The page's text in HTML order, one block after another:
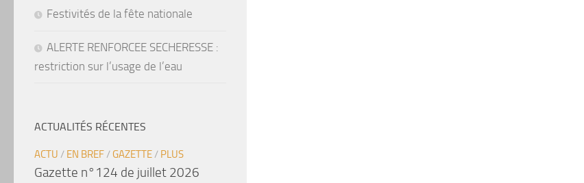
Festivités de la fête nationale
ALERTE RENFORCEE SECHERESSE :
restriction sur l’usage de l’eau
ACTUALITÉS RÉCENTES
ACTU / EN BREF/GAZETTE/ PLUS
Gazette n°124 de juillet 2026